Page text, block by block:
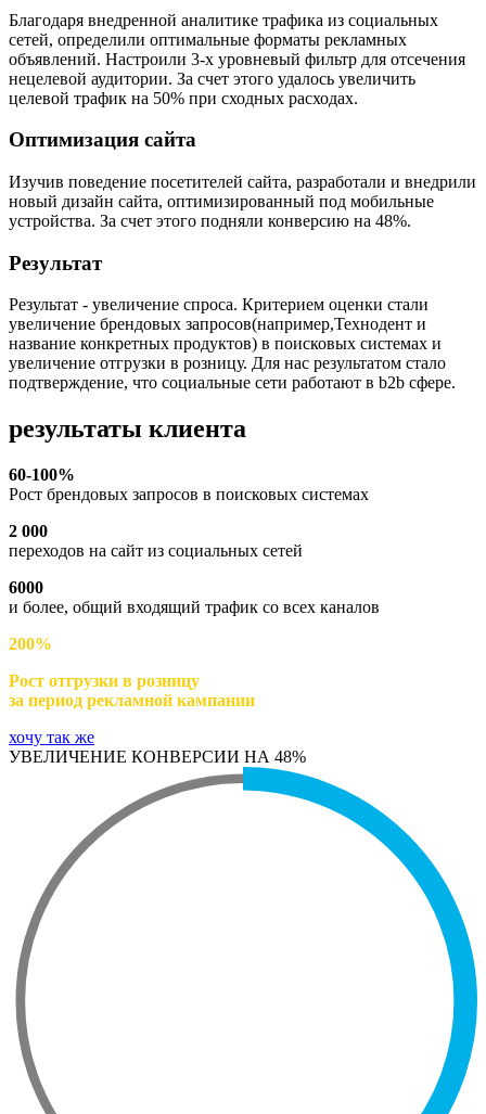
Благодаря внедренной аналитике трафика из социальных
сетей, определили оптимальные форматы рекламных
объявлений. Настроили 3-х уровневый фильтр для отсечения
нецелевой аудитории. За счет этого удалось увеличить
целевой трафик на 50% при сходных расходах.
Оптимизация сайта
Изучив поведение посетителей сайта, разработали и внедрили
новый дизайн сайта, оптимизированный под мобильные
устройства. За счет этого подняли конверсию на 48%.
Результат
Результат - увеличение спроса. Критерием оценки стали
увеличение брендовых запросов(например,Технодент и
название конкретных продуктов) в поисковых системах и
увеличение отгрузки в розницу. Для нас результатом стало
подтверждение, что социальные сети работают в b2b сфере.
результаты клиента
60-100%
Рост брендовых запросов в поисковых системах
2 000
переходов на сайт из социальных сетей
6000
и более, общий входящий трафик со всех каналов
200%
Рост отгрузки в розницу
за период рекламной кампании
хочу так же
УВЕЛИЧЕНИЕ КОНВЕРСИИ НА 48%